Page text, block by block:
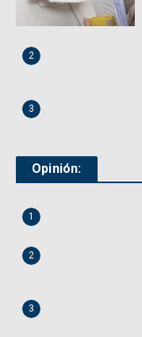
2
3
Opinión:
1
2
3